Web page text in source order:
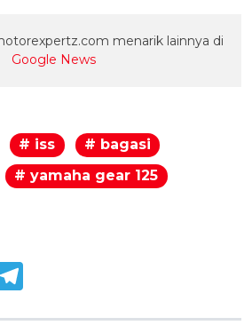
menarik lainnya di
Google News
# iss
# bagasi
# yamaha gear 125